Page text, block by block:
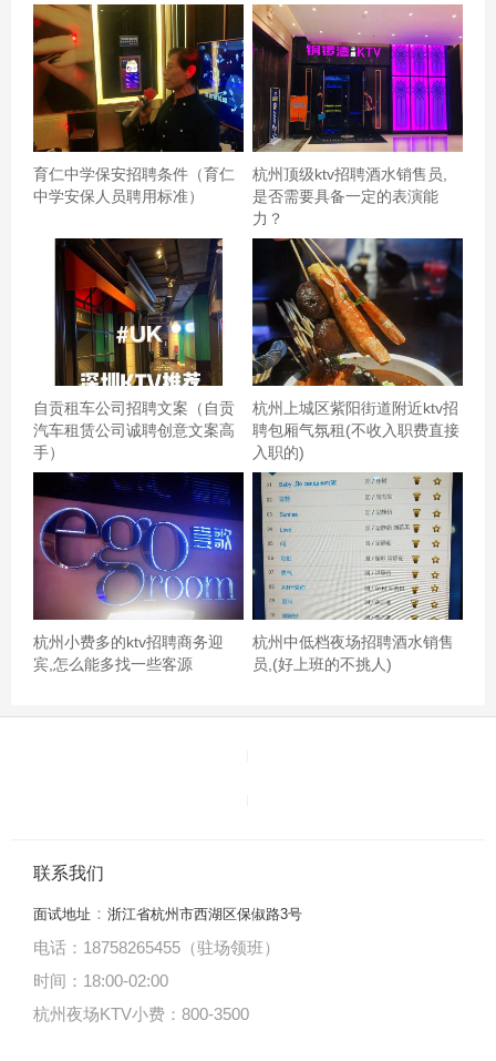
[hr@ourcompany.com]，邮件主题请注明“应聘会计关系文
案老师-姓名”。我们将在收到简历后的一周内与您联系，安
排面试事宜。期待您的加入，共同开启会计与文案的新篇
章！ --- 通过这篇文章，我们希望能够吸引到那些既具备会
计专业知识又擅长文案创作的人才。在这个岗位上，您将
有机会将您的双重技能发挥到极致，为企业创造更大的价
值。如果您对此职位感兴趣，并且认为自己符合上述要
求，请毫不犹豫地联系我们。我们期待着与您一起探索会
计与文案的无限可能！
育仁中学保安招聘条件（育仁
中学安保人员聘用标准）
杭州顶级ktv招聘酒水销售员,
是否需要具备一定的表演能
力？
自贡租车公司招聘文案（自贡
汽车租赁公司诚聘创意文案高
手）
杭州上城区紫阳街道附近ktv招
聘包厢气氛租(不收入职费直接
入职的)
杭州小费多的ktv招聘商务迎
宾,怎么能多找一些客源
杭州中低档夜场招聘酒水销售
员,(好上班的不挑人)
联系我们
面试地址 ： 浙江省杭州市西湖区保俶路3号
电话：18758265455（驻场领班）
时间：18:00-02:00
杭州夜场KTV小费：800-3500